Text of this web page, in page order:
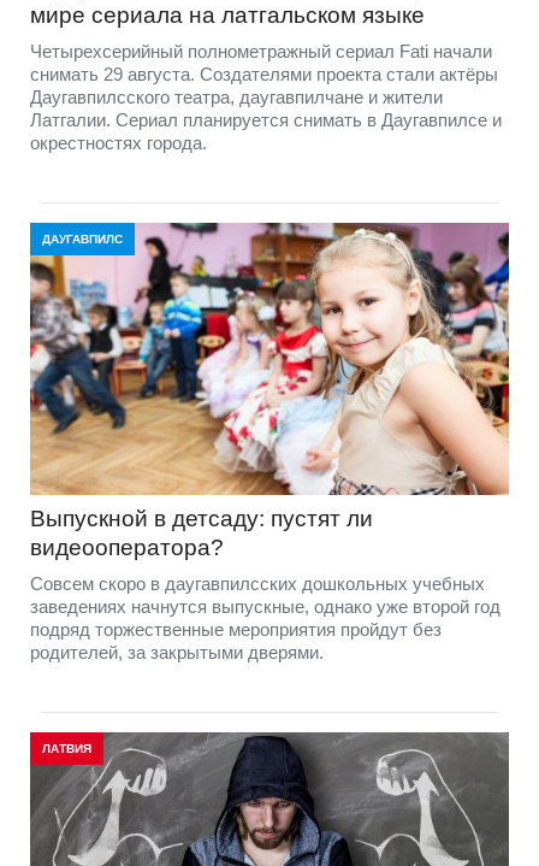
мире сериала на латгальском языке
Четырехсерийный полнометражный сериал Fati начали
снимать 29 августа. Создателями проекта стали актёры
Даугавпилсского театра, даугавпилчане и жители
Латгалии. Сериал планируется снимать в Даугавпилсе и
окрестностях города.
ДАУГАВПИЛС
Выпускной в детсаду: пустят ли
видеооператора?
Совсем скоро в даугавпилсских дошкольных учебных
заведениях начнутся выпускные, однако уже второй год
подряд торжественные мероприятия пройдут без
родителей, за закрытыми дверями.
ЛАТВИЯ